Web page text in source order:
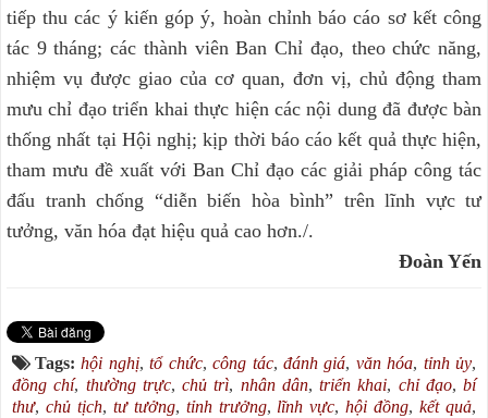
tiếp thu các ý kiến góp ý, hoàn chỉnh báo cáo sơ kết công
tác 9 tháng; các thành viên Ban Chỉ đạo, theo chức năng,
nhiệm vụ được giao của cơ quan, đơn vị, chủ động tham
mưu chỉ đạo triển khai thực hiện các nội dung đã được bàn
thống nhất tại Hội nghị; kịp thời báo cáo kết quả thực hiện,
tham mưu đề xuất với Ban Chỉ đạo các giải pháp công tác
đấu tranh chống “diễn biến hòa bình” trên lĩnh vực tư
tưởng, văn hóa đạt hiệu quả cao hơn./.
Đoàn Yến
Tags:hội nghị,tổ chức,công tác, đánh giá, văn hóa, tỉnh ủy,
đồng chí, thường trực, chủ trì, nhân dân, triển khai, chỉ đạo, bí
thư, chủ tịch, tư tưởng, tỉnh trưởng, lĩnh vực,hội đồng,kết quả,